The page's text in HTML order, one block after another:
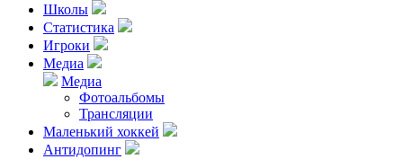
Школы
Статистика
Игроки
Медиа
Медиа
Фотоальбомы
Трансляции
Маленький хоккей
Антидопинг